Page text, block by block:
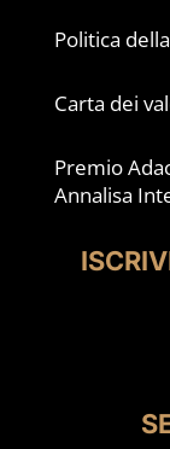
Politica
Carta dei
Premio
Annalisa